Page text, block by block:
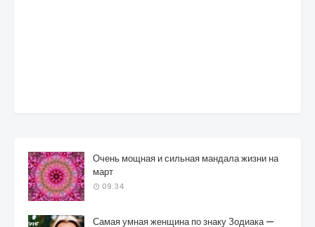
Очень мощная и сильная мандала жизни на
март
09:34
Самая умная женщина по знаку Зодиака —